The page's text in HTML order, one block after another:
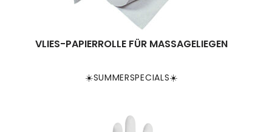
☀️SUMMERSPECIALS☀️
VLIES-PAPIERROLLE FÜR MASSAGELIEGEN